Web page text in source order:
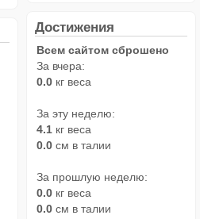
Достижения
Всем сайтом сброшено
За вчера:
0.0 кг веса
За эту неделю:
4.1 кг веса
0.0 см в талии
За прошлую неделю:
0.0 кг веса
0.0 см в талии